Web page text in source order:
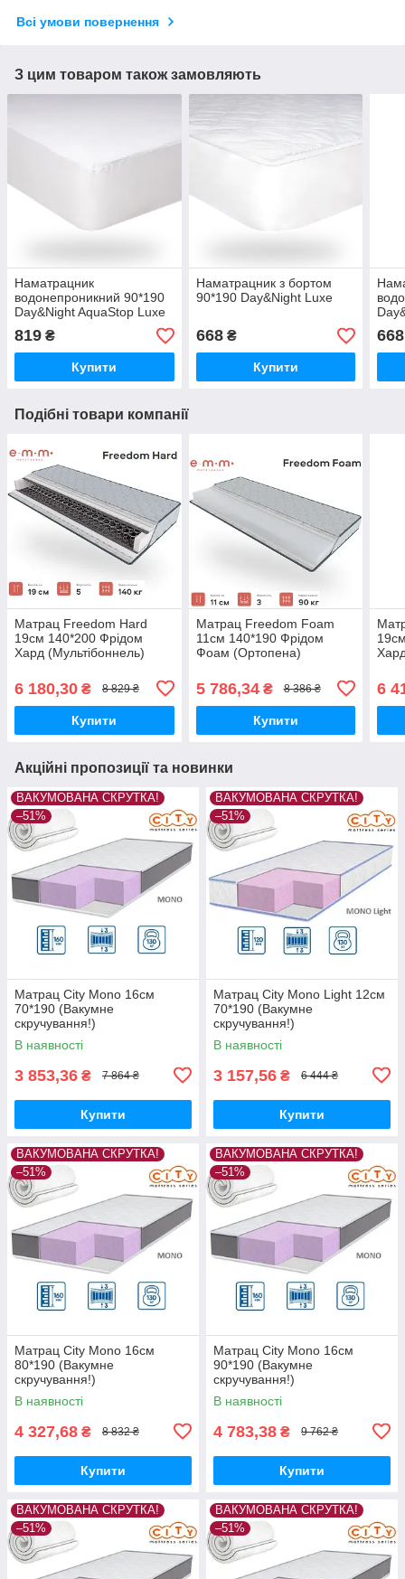
Всі умови повернення
З цим товаром також замовляють
Наматрацник
водонепроникний 90*190
Day&Night AquaStop Luxe
819 ₴
Купити
Наматрацник з бортом
90*190 Day&Night Luxe
668₴
Купити
668
Подібні товари компанії
Матрац Freedom Hard
19cм 140*200 Фрідом
Хард (Мультібоннель)
6 180,30 ₴ 8 829 ₴
Купити
Матрац Freedom Foam
11cм 140*190 Фрідом
Фоам (Ортопена)
5 786,34₴ 8 386 ₴
Купити
6
Акційні пропозиції та новинки
ВАКУМОВАНА СКРУТКА!
–51%
Матрац City Mono 16см
70*190 (Вакумне
скручування!)
В наявності
3 853,36 ₴ 7 864 ₴
Купити
ВАКУМОВАНА СКРУТКА!
–51%
Матрац City Mono Light 12см
70*190 (Вакумне
скручування!)
В наявності
3 157,56 ₴ 6 444 ₴
Купити
ВАКУМОВАНА СКРУТКА!
–51%
Матрац City Mono 16см
80*190 (Вакумне
скручування!)
В наявності
4 327,68 ₴ 8 832 ₴
Купити
ВАКУМОВАНА СКРУТКА!
–51%
Матрац City Mono 16см
90*190 (Вакумне
скручування!)
В наявності
4 783,38 ₴ 9 762 ₴
Купити
ВАКУМОВАНА СКРУТКА!
–51%
ВАКУМОВАНА СКРУТКА!
–51%